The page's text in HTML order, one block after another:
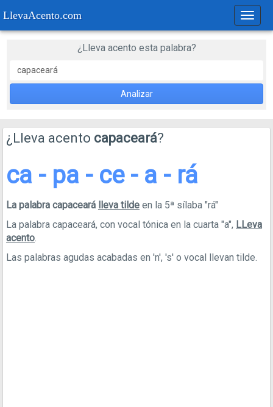
LlevaAcento.com
de
¿Lleva acento esta palabra?
Analizar
¿Lleva acento capaceará?
ca - pa - ce - a - rá
La palabra capaceará lleva tilde en la 5ª sílaba "rá"
La palabra capaceará, con vocal tónica en la cuarta "a", LLeva
acento.
Las palabras agudas acabadas en 'n', 's' o vocal llevan tilde.